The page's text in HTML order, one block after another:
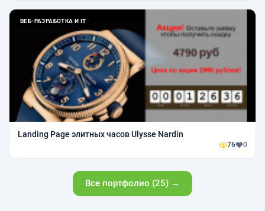
ВЕБ-РАЗРАБОТКА И IT
Landing Page элитных часов Ulysse Nardin
76 0
Все портфолио (25) →